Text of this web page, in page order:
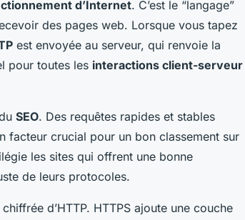
d’Internet. C’est le “langage”
des pages web. Lorsque vous tapez
est envoyée au serveur, qui renvoie la
pour toutes les interactions client-serveur
SEO. Des requêtes rapides et stables
facteur crucial pour un bon classement sur
les sites qui offrent une bonne
de leurs protocoles.
d’HTTP. HTTPS ajoute une couche